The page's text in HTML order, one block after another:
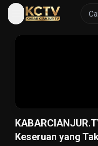
Keseruan yang